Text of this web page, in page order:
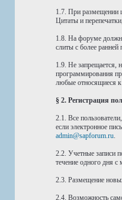
1.7. При размещении
Цитаты и
1.8. На форуме
слиты с более
1.9. Не запрещается,
программирования
любые относящиеся
§ 2. Регистрация
2.1. Все
если электронное
admin@sapforum.ru.
2.2. Учетные записи
течение одного дня
2.3. Размещение
2.4. Возможность